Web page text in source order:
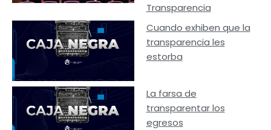
Transparencia
Cuando exhiben que la
transparencia les
estorba
La farsa de
transparentar los
egresos